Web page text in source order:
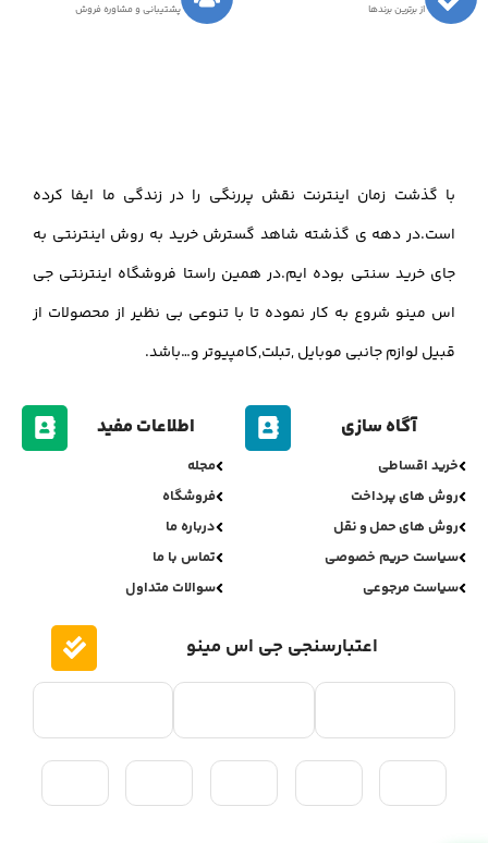
از برترین برندها پشتیبانی و مشاوره فروش
با گذشت زمان اینترنت نقش پررنگی را در زندگی ما ایفا کرده
است.در دهه ی گذشته شاهد گسترش خرید به روش اینترنتی به
جای خرید سنتی بوده ایم.در همین راستا فروشگاه اینترنتی جی
اس مینو شروع به کار نموده تا با تنوعی بی نظیر از محصولات از
قبیل لوازم جانبی موبایل ,تبلت,کامپیوتر و…باشد.
آگاه سازی
خرید اقساطی
روش های پرداخت
روش های حمل و نقل
سیاست حریم خصوصی
سیاست مرجوعی
اطلاعات مفید
مجله
فروشگاه
درباره ما
تماس با ما
سوالات متداول
اعتبارسنجی جی اس مینو